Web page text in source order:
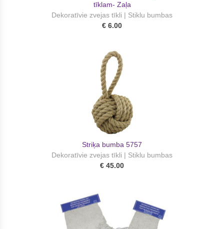
tīklam- Zaļa
Dekoratīvie zvejas tīkli | Stiklu bumbas
€ 6.00
Striķa bumba 5757
Dekoratīvie zvejas tīkli | Stiklu bumbas
€ 45.00